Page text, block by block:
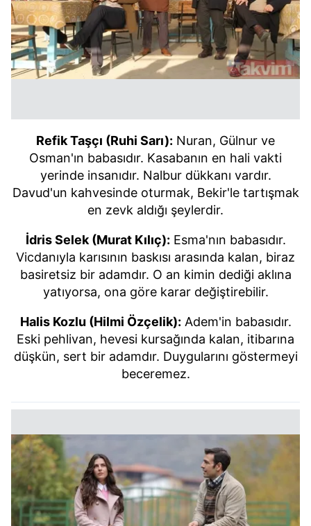
Refik Taşçı (Ruhi Sarı): Nuran, Gülnur ve
Osman'ın babasıdır. Kasabanın en hali vakti
yerinde insanıdır. Nalbur dükkanı vardır.
Davud'un kahvesinde oturmak, Bekir'le tartışmak
en zevk aldığı şeylerdir.
İdris Selek (Murat Kılıç): Esma'nın babasıdır.
Vicdanıyla karısının baskısı arasında kalan, biraz
basiretsiz bir adamdır. O an kimin dediği aklına
yatıyorsa, ona göre karar değiştirebilir.
Halis Kozlu (Hilmi Özçelik): Adem'in babasıdır.
Eski pehlivan, hevesi kursağında kalan, itibarına
düşkün, sert bir adamdır. Duygularını göstermeyi
beceremez.